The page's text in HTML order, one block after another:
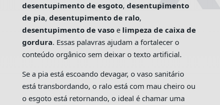
desentupimento de esgoto, desentupimento
de pia, desentupimento de ralo,
desentupimento de vasoe limpeza de caixa de
gordura. Essas palavras ajudam a fortalecer o
conteúdo orgânico sem deixar o texto artificial.
Se a pia está escoando devagar, o vaso sanitário
está transbordando, o ralo está com mau cheiro ou
o esgoto está retornando, o ideal é chamar uma